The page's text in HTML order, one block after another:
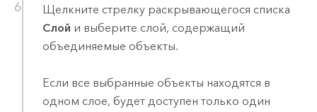
Щелкните стрелку раскрывающегося списка
Слой и выберите слой, содержащий
объединяемые объекты.
Если все выбранные объекты находятся в
одном слое, будет доступен только один